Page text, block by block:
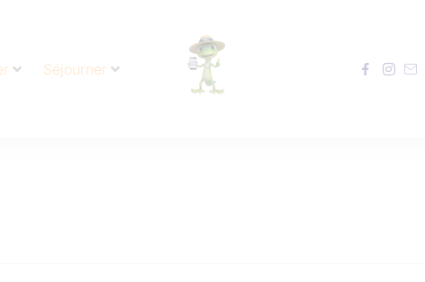
Séjourner